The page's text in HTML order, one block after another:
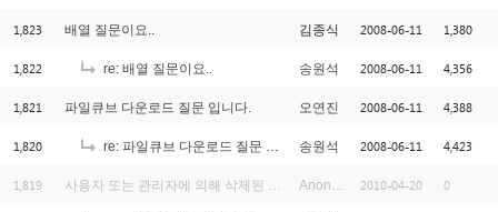
1,823 배열 질문이요.. 김종식 2008-06-11 1,380
1,822 re: 배열 질문이요.. 송원석 2008-06-11 4,356
1,821 파일큐브 다운로드 질문 입니다. 오연진 2008-06-11 4,388
1,820 re: 파일큐브 다운로드 질문 입니다. 송원석 2008-06-11 4,423
1,819 사용자 또는 관리자에 의해 삭제된 글입니다. Anonymous 2010-04-20 0